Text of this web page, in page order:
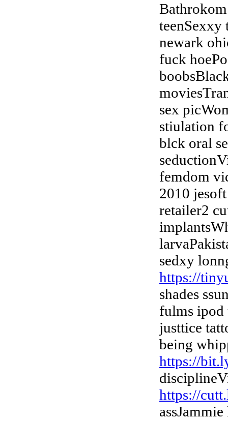
teenSexxy
newark
fuck
sex
stiulation
blck oral
femdom
2010
retailer2
sedxy
https://
shades
fulms
justtice
being
https://
https://